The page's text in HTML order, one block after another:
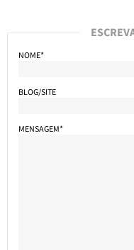
NOME*
BLOG/SITE
MENSAGEM*